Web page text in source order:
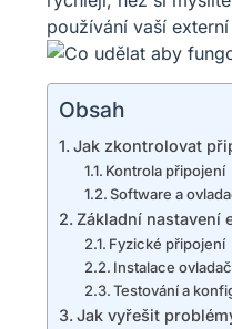
používání vaší
Obsah
Jak zkontrolovat
Kontrola připojení
Software a
Základní nastavení
Fyzické připojení
Instalace
Testování a
Jak vyřešit